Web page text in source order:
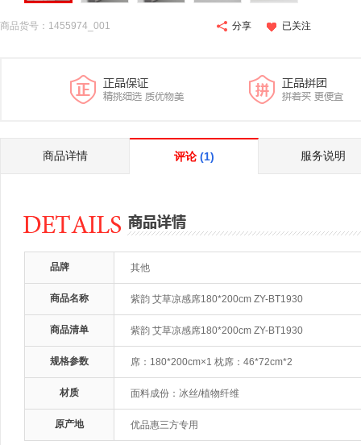
商品货号：1455974_001 分享 已关注
商品详情 评论 (1) 服务说明
品牌 其他
商品名称 紫韵 艾草凉感席180*200cm ZY-BT1930
商品清单 紫韵 艾草凉感席180*200cm ZY-BT1930
规格参数 席：180*200cm×1 枕席：46*72cm*2
材质 面料成份：冰丝/植物纤维
原产地 优品惠三方专用